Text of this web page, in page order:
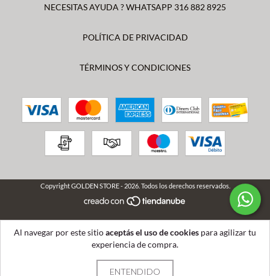
Al navegar por este sitioaceptás el uso de cookies para agilizar tu
experiencia de compra.
ENTENDIDO
NECESITAS AYUDA ? WHATSAPP 316 882 8925
POLÍTICA DE PRIVACIDAD
TÉRMINOS Y CONDICIONES
Copyright GOLDEN STORE - 2026. Todos los derechos reservados.